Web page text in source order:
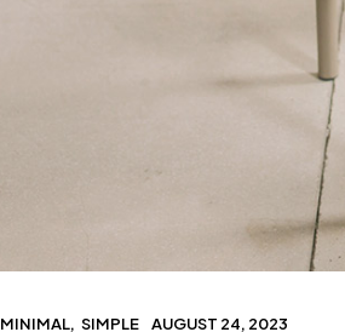
MINIMAL SIMPLE AUGUST 24, 2023